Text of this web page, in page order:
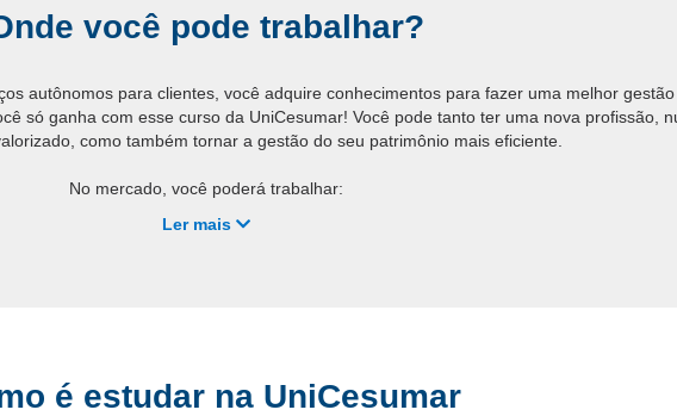
você pode trabalhar?
autônomos para clientes, você adquire conhecimentos para fazer uma melhor
só ganha com esse curso da UniCesumar! Você pode tanto ter uma nova profissão,
como também tornar a gestão do seu patrimônio mais eficiente.
No mercado, você poderá trabalhar:
Ler mais
é estudar na UniCesumar